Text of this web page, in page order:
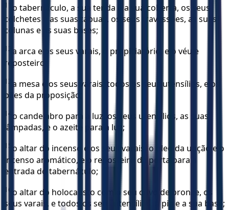
11
o tabernáculo, a sua tenda e a sua coberta, os seus
colchetes e as suas tábuas, os seus travessões, as suas
colunas e as suas bases;
12 a arca e os seus varais, o propiciatório, e o véu e
reposteiro;
13 a mesa e os seus varais, todos os seus utensílios, e os
pães da proposição;
14 o candelabro para a luz, os seus utensílios, as suas
lâmpadas, e o azeite para a luz;
15 o altar do incenso e os seus varais, o óleo da unção e o
incenso aromático, e o reposteiro da porta para a
entrada do tabernáculo;
16 o altar do holocausto com o seu crivo de bronze, os
seus varais, e todos os seus utensílios; a pia e a sua base;